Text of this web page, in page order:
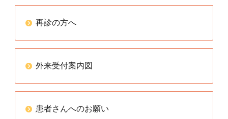
再診の方へ
外来受付案内図
患者さんへのお願い